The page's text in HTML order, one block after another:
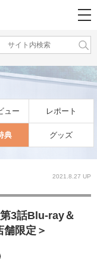
ュー レポート
典 グッズ
2021.8.27 UP
3話Blu-ray＆
舗限定＞